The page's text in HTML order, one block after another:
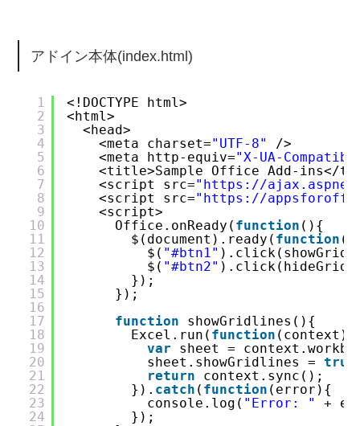
アドイン本体(index.html)
1
2
3
4
5
6
7
8
9
10
11
12
13
14
15
16
17
18
19
20
21
22
23
24
<!DOCTYPE html>
<html>
<head>
<meta charset="UTF-8"
/>
<meta http-equiv="X-UA-
<title>Sample Office Add-ins</
<script src=" https://
<script src=" https://
<script>
Office.onReady( function (){
$(document).ready( function
$( "#btn1"
$( "#btn2"
});
});
function
showGridlines(){
Excel.run( function (context){
var
sheet =
sheet.showGridlines = true
return
context.sync();
}). catch ( function (error){
console.log( "Error: "
+
});